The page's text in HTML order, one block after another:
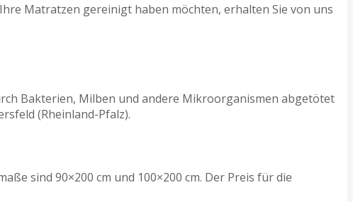
Matratzen gereinigt haben möchten, erhalten Sie von uns
Bakterien, Milben und andere Mikroorganismen abgetötet
(Rheinland-Pfalz).
sind 90×200 cm und 100×200 cm. Der Preis für die